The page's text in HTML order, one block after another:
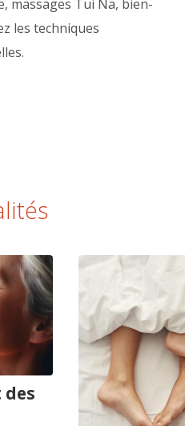
massages Tui Na, bien-
les techniques